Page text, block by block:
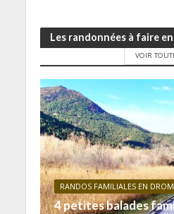
Les randonnées à faire
VOIR
RANDOS FAMILIALES EN
4 petites balades